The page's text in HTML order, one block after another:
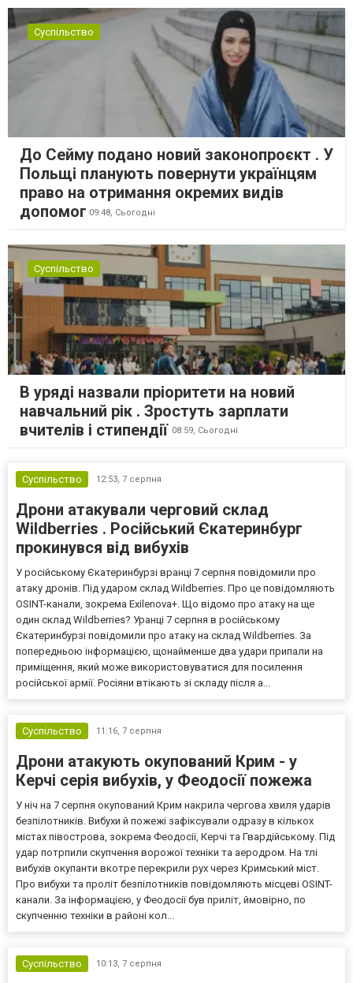
Суспільство
До Сейму подано новий законопроєкт . У
Польщі планують повернути українцям
право на отримання окремих видів
допомог 09:48, Сьогодні
Суспільство
В уряді назвали пріоритети на новий
навчальний рік . Зростуть зарплати
вчителів і стипендії 08:59, Сьогодні
Суспільство 12:53, 7 серпня
Дрони атакували черговий склад
Wildberries . Російський Єкатеринбург
прокинувся від вибухів
У російському Єкатеринбурзі вранці 7 серпня повідомили про
атаку дронів. Під ударом склад Wildberries. Про це повідомляють
OSINT-канали, зокрема Exilenova+. Що відомо про атаку на ще
один склад Wildberries? Уранці 7 серпня в російському
Єкатеринбурзі повідомили про атаку на склад Wildberries. За
попередньою інформацією, щонайменше два удари припали на
приміщення, який може використовуватися для посилення
російської армії. Росіяни втікають зі складу після а...
Суспільство 11:16, 7 серпня
Дрони атакують окупований Крим - у
Керчі серія вибухів, у Феодосії пожежа
У ніч на 7 серпня окупований Крим накрила чергова хвиля ударів
безпілотників. Вибухи й пожежі зафіксували одразу в кількох
містах півострова, зокрема Феодосії, Керчі та Гвардійському. Під
удар потрпили скупчення ворожої техніки та аеродром. На тлі
вибухів окупанти вкотре перекрили рух через Кримський міст.
Про вибухи та проліт безпілотників повідомляють місцеві OSINT-
канали. За інформацією, у Феодосії був приліт, ймовірно, по
скупченню техніки в районі кол...
Суспільство 10:13, 7 серпня